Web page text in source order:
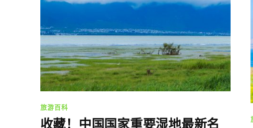
旅游百科
收藏！中国国家重要湿地最新名